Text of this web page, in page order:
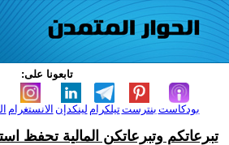
تابعونا على:
الانستغرام لينكدإن تيلكرامبنترست بودكاست
تبرعاتكم وتبرعاتكن المالية تحفظ